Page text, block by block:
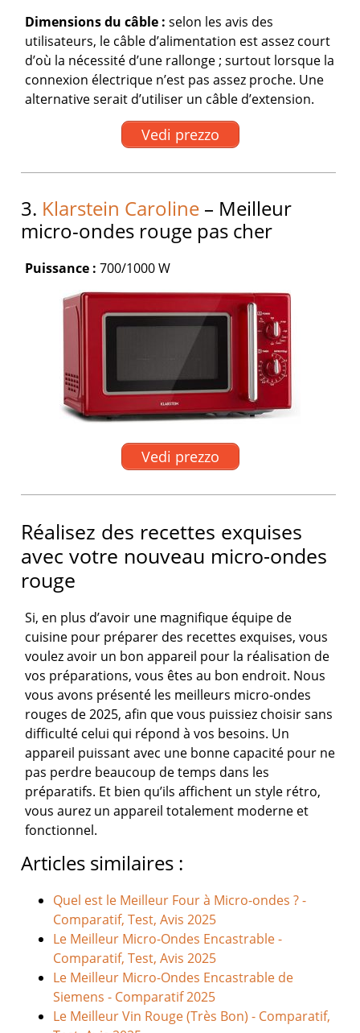
Dimensions du câble :selon les avis des
utilisateurs, le câble d’alimentation est assez court
d’où la nécessité d’une rallonge ; surtout lorsque la
connexion électrique n’est pas assez proche. Une
alternative serait d’utiliser un câble d’extension.
Vedi prezzo
3. Klarstein Caroline – Meilleur
micro-ondes rouge pas cher
Puissance : 700/1000 W
Vedi prezzo
Réalisez des recettes exquises
avec votre nouveau micro-ondes
rouge
Si, en plus d’avoir une magnifique équipe de
cuisine pour préparer des recettes exquises, vous
voulez avoir un bon appareil pour la réalisation de
vos préparations, vous êtes au bon endroit. Nous
vous avons présenté les meilleurs micro-ondes
rouges de 2025, afin que vous puissiez choisir sans
difficulté celui qui répond à vos besoins. Un
appareil puissant avec une bonne capacité pour ne
pas perdre beaucoup de temps dans les
préparatifs. Et bien qu’ils affichent un style rétro,
vous aurez un appareil totalement moderne et
fonctionnel.
Articles similaires :
Quel est le Meilleur Four à Micro-ondes ? -
Comparatif, Test, Avis 2025
Le Meilleur Micro-Ondes Encastrable -
Comparatif, Test, Avis 2025
Le Meilleur Micro-Ondes Encastrable de
Siemens - Comparatif 2025
Le Meilleur Vin Rouge (Très Bon) - Comparatif,